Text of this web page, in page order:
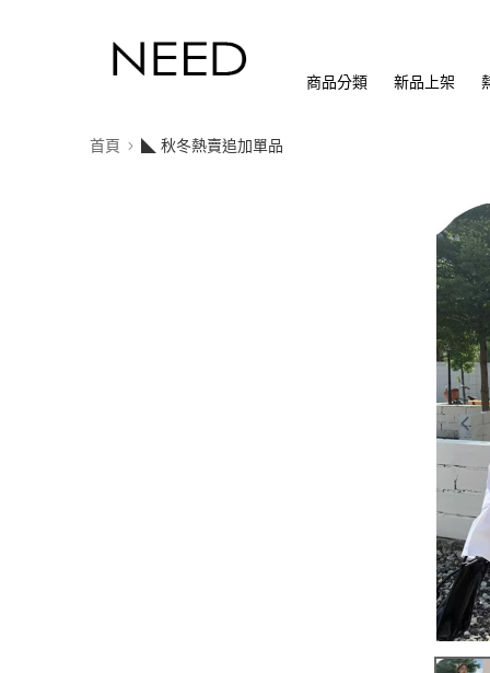
商品分類 新品上架
首頁 ◣ 秋冬熱賣追加單品